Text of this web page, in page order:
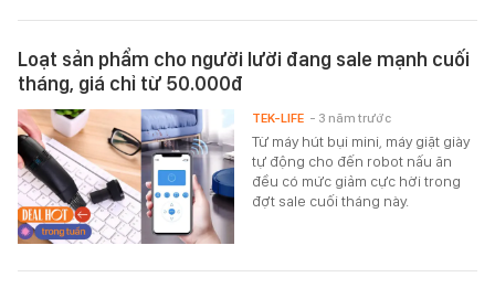
Loạt sản phẩm cho người lười đang sale mạnh cuối
tháng, giá chỉ từ 50.000đ
Từ máy hút bụi mini, máy giặt giày
tự động cho đến robot nấu ăn
đều có mức giảm cực hời trong
đợt sale cuối tháng này.
TEK-LIFE - 3 năm trước